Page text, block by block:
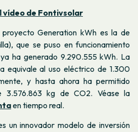
vídeo de Fontivsolar
Generation kWh es la de
que se puso en funcionamiento
ha generado 9.290.555 kWh. La
equivale al uso eléctrico de 1.300
y hasta ahora ha permitido
3.576.863 kg de CO2. Véase la
en tiempo real.
un innovador modelo de inversión